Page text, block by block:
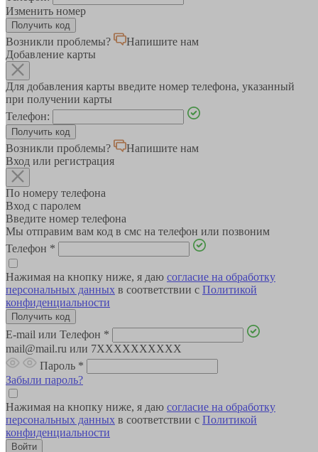
Изменить номер
Возникли проблемы?
Напишите нам
Добавление карты
Для добавления карты введите номер телефона, указанный
при получении карты
Телефон:
Возникли проблемы?
Напишите нам
Вход или регистрация
По номеру телефона
Вход с паролем
Введите номер телефона
Мы отправим вам код в смс на телефон или позвоним
Телефон *
Нажимая на кнопку ниже, я даю согласие на обработку
персональных данных в соответствии с Политикой
конфиденциальности
E-mail или Телефон *
mail@mail.ru или 7XXXXXXXXXX
Пароль *
Забыли пароль?
Нажимая на кнопку ниже, я даю согласие на обработку
персональных данных в соответствии с Политикой
конфиденциальности